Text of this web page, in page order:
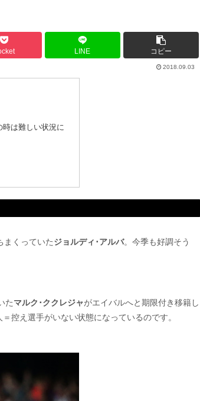
LINE コピー
2018.09.03
は難しい状況に
まくっていたジョルディ･アルバ。今季も好調そう
たマルク･ククレジャがエイバルへと期限付き移籍し
控え選手がいない状態になっているのです。